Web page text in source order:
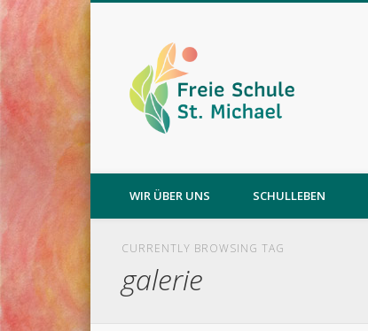
WIR ÜBER UNS SCHULLEBEN
CURRENTLY BROWSING TAG
galerie